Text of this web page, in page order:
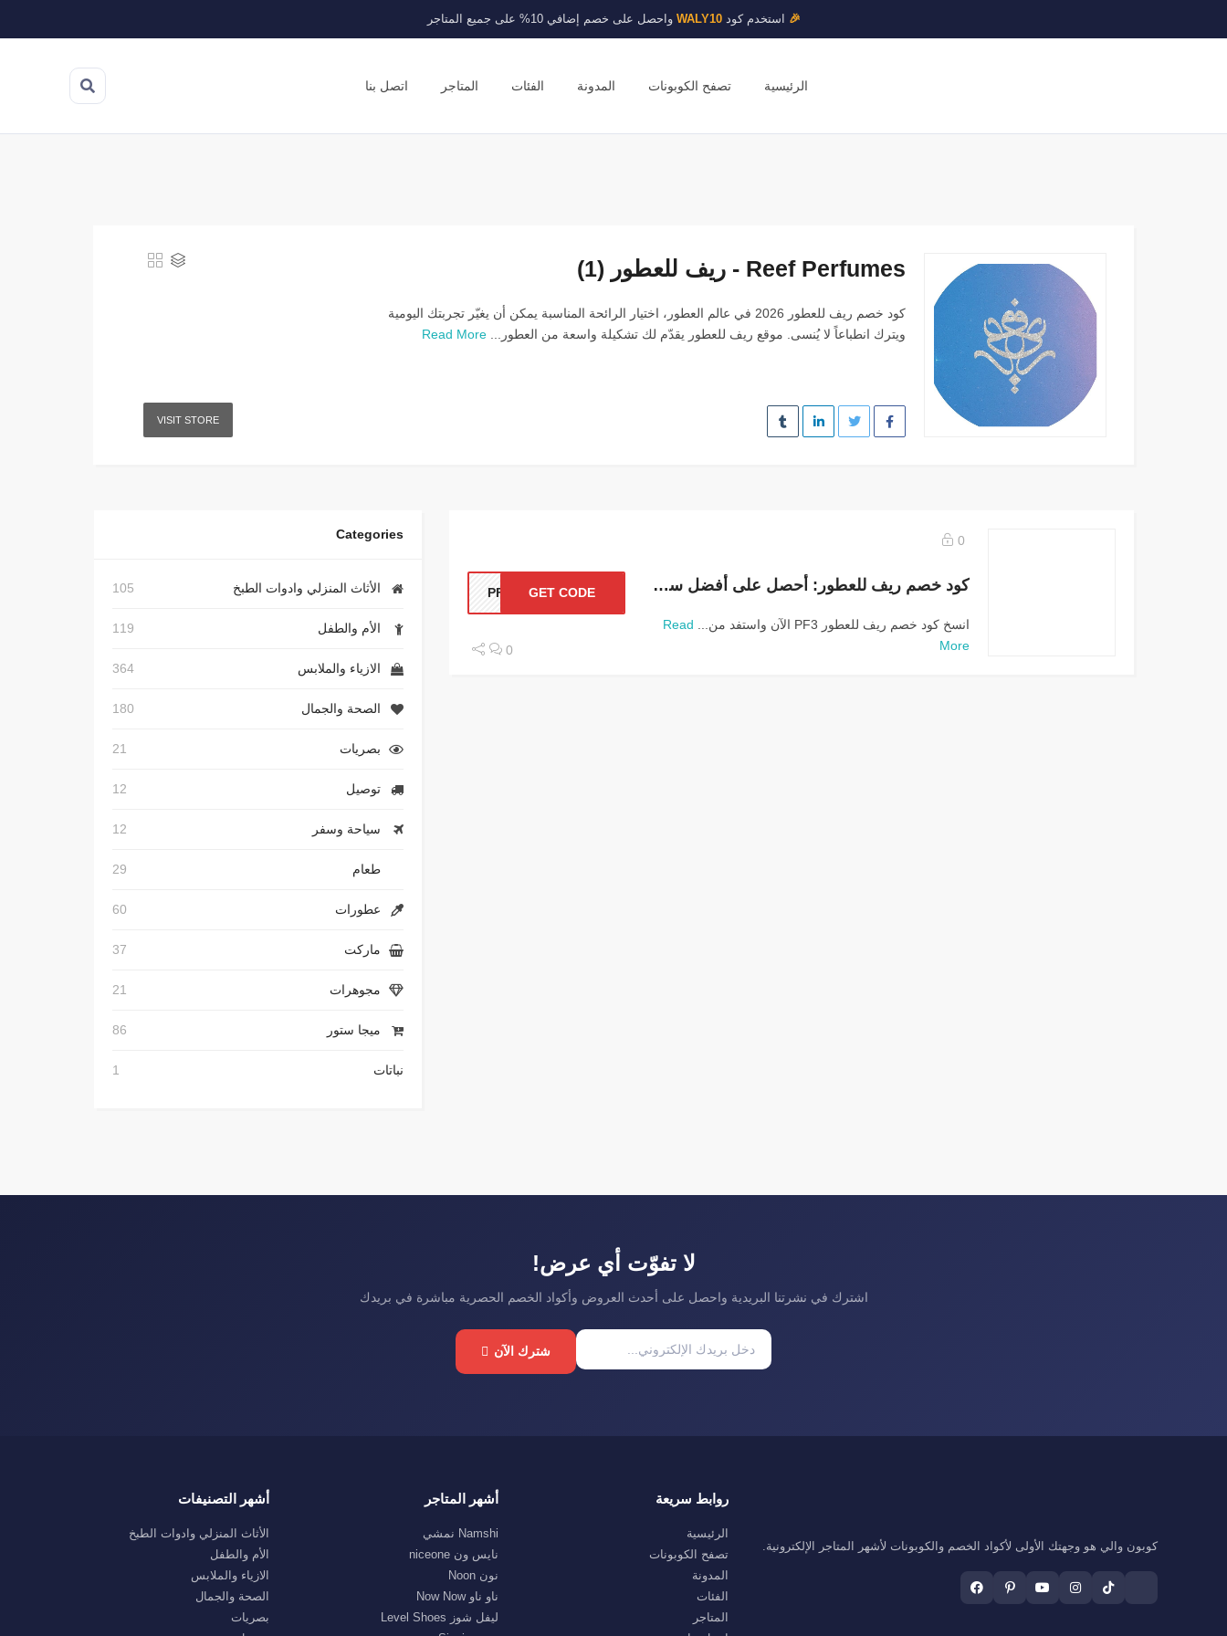
🎉 استخدم كودWALY10 واحصل على خصم إضافي 10% على جميع المتاجر
الرئيسية تصفح الكوبونات المدونة الفئات المتاجر اتصل بنا
Reef Perfumes - ريف للعطور (1)
كود خصم ريف للعطور 2026 في عالم العطور، اختيار الرائحة المناسبة يمكن أن يغيّر تجربتك اليومية
ويترك انطباعاً لا يُنسى. موقع ريف للعطور يقدّم لك تشكيلة واسعة من العطور... Read More
VISIT STORE
0
كود خصم ريف للعطور: أحصل على أفضل سعر على عطور Reef الأصلية
انسخ كود خصم ريف للعطور PF3 الآن واستفد من...
Read
More
GET CODE
0
Categories
الأثاث المنزلي وادوات الطبخ 105
الأم والطفل 119
الازياء والملابس 364
الصحة والجمال 180
بصريات 21
توصيل 12
سياحة وسفر 12
طعام 29
عطورات 60
ماركت 37
مجوهرات 21
ميجا ستور 86
نباتات 1
لا تفوّت أي عرض!
اشترك في نشرتنا البريدية واحصل على أحدث العروض وأكواد الخصم الحصرية مباشرة في بريدك
شترك الآن
كوبون والي هو وجهتك الأولى لأكواد الخصم والكوبونات لأشهر المتاجر الإلكترونية.
روابط سريعة
الرئيسية
تصفح الكوبونات
المدونة
الفئات
المتاجر
أشهر المتاجر
Namshi نمشي
نايس ون niceone
نون Noon
ناو ناو Now Now
ليفل شوز Level Shoes
أشهر التصنيفات
الأثاث المنزلي وادوات الطبخ
الأم والطفل
الازياء والملابس
الصحة والجمال
بصريات